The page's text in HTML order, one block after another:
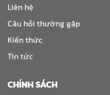
Liên hệ
Câu hỏi thường gặp
Kiến thức
Tin tức
CHÍNH SÁCH